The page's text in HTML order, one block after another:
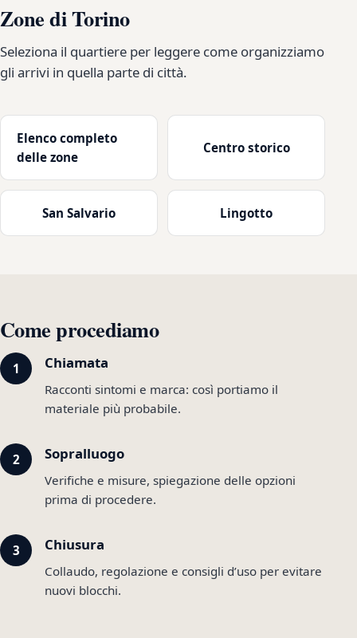
Zone di Torino
Seleziona il quartiere per leggere come organizziamo
gli arrivi in quella parte di città.
Elenco completo
delle zone
Centro storico
San Salvario Lingotto
Come procediamo
Chiamata
Racconti sintomi e marca: così portiamo il
materiale più probabile.
Sopralluogo
Verifiche e misure, spiegazione delle opzioni
prima di procedere.
Chiusura
Collaudo, regolazione e consigli d’uso per evitare
nuovi blocchi.